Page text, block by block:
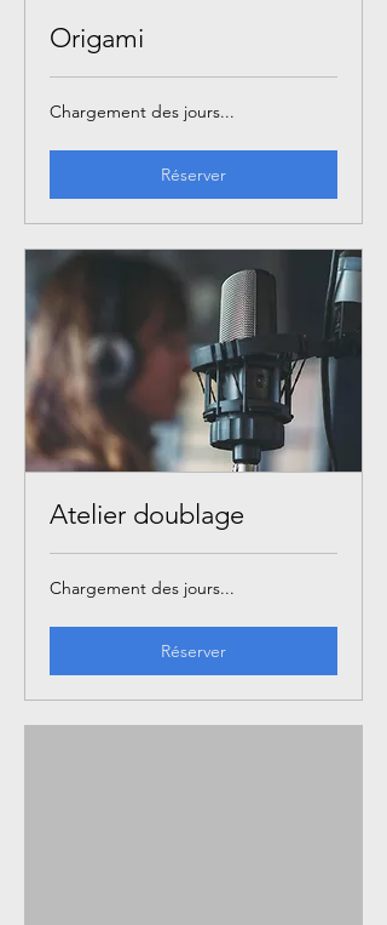
Origami
Chargement des jours...
Réserver
Atelier doublage
Chargement des jours...
Réserver